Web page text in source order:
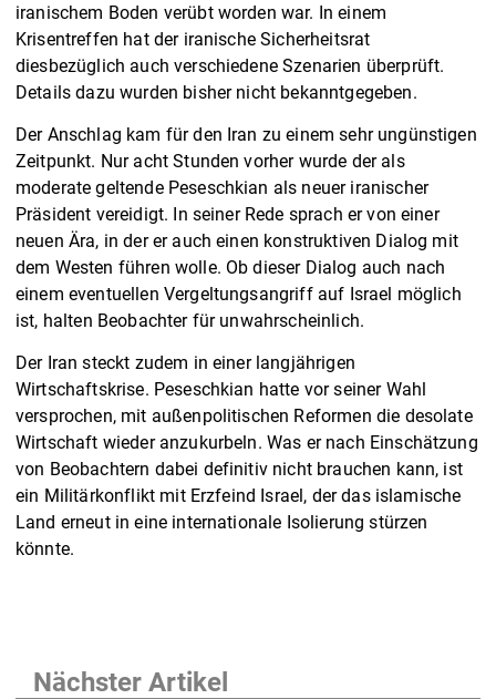
iranischem Boden verübt worden war. In einem
Krisentreffen hat der iranische Sicherheitsrat
diesbezüglich auch verschiedene Szenarien überprüft.
Details dazu wurden bisher nicht bekanntgegeben.
Der Anschlag kam für den Iran zu einem sehr ungünstigen
Zeitpunkt. Nur acht Stunden vorher wurde der als
moderate geltende Peseschkian als neuer iranischer
Präsident vereidigt. In seiner Rede sprach er von einer
neuen Ära, in der er auch einen konstruktiven Dialog mit
dem Westen führen wolle. Ob dieser Dialog auch nach
einem eventuellen Vergeltungsangriff auf Israel möglich
ist, halten Beobachter für unwahrscheinlich.
Der Iran steckt zudem in einer langjährigen
Wirtschaftskrise. Peseschkian hatte vor seiner Wahl
versprochen, mit außenpolitischen Reformen die desolate
Wirtschaft wieder anzukurbeln. Was er nach Einschätzung
von Beobachtern dabei definitiv nicht brauchen kann, ist
ein Militärkonflikt mit Erzfeind Israel, der das islamische
Land erneut in eine internationale Isolierung stürzen
könnte.
Nächster Artikel